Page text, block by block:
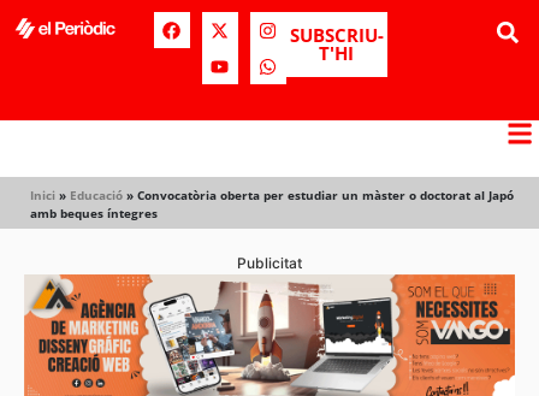
SUBSCRIU-
T'HI
Inici » Educació » Convocatòria oberta per estudiar un màster o doctorat al Japó
amb beques íntegres
Publicitat